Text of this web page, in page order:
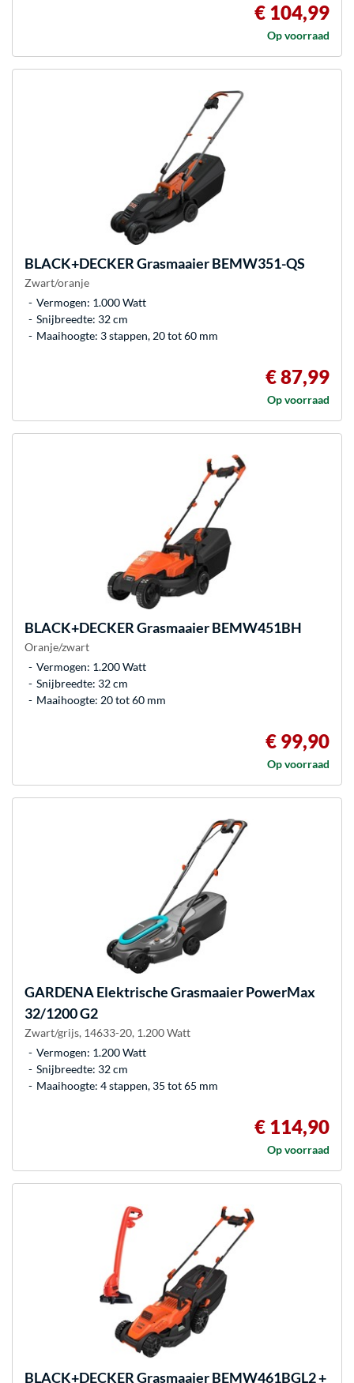
€ 104,99
Op voorraad
BLACK+DECKERGrasmaaier BEMW351-QS
Zwart/oranje
Vermogen: 1.000 Watt
Snijbreedte: 32 cm
Maaihoogte: 3 stappen, 20 tot 60 mm
€ 87,99
Op voorraad
BLACK+DECKERGrasmaaier BEMW451BH
Oranje/zwart
Vermogen: 1.200 Watt
Snijbreedte: 32 cm
Maaihoogte: 20 tot 60 mm
€ 99,90
Op voorraad
GARDENAElektrische Grasmaaier PowerMax
32/1200 G2
Zwart/grijs, 14633-20, 1.200 Watt
Vermogen: 1.200 Watt
Snijbreedte: 32 cm
Maaihoogte: 4 stappen, 35 tot 65 mm
€ 114,90
Op voorraad
BLACK+DECKERGrasmaaier BEMW461BGL2 +